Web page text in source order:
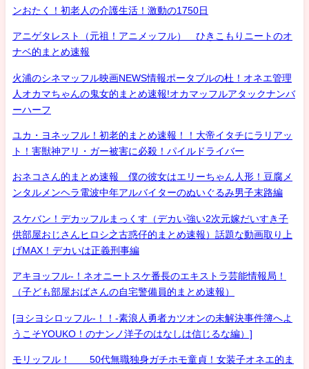
ンおたく！初老人の介護生活！激動の1750日
アニゲタレスト（元祖！アニメッフル） ひきこもりニートのオ
ナベ的まとめ速報
火浦のシネマッフル映画NEWS情報ポータブルの杜！オネエ管理
人オカマちゃんの鬼女的まとめ速報!オカマッフルアタックナンバ
ーハーフ
ユカ・ヨネッフル！初老的まとめ速報！！大帝イタチにラリアッ
ト！害獣神アリ・ガー被害に必殺！パイルドライバー
おネコさん的まとめ速報 僕の彼女はエリーちゃん人形！豆腐メ
ンタルメンヘラ電波中年アルバイターのぬいぐるみ男子末路編
スケバン！デカッフルまっくす（デカい強い2次元嫁だいすき子
供部屋おじさんヒロシ之古惑仔的まとめ速報）話題な動画取り上
げMAX！デカいは正義刑事編
アキヨッフル-！ネオニートスケ番長のエキストラ芸能情報局！
（子ども部屋おばさんの自宅警備員的まとめ速報）
[ヨシヨシロッフル-！！-素浪人勇者カツオンの未解決事件簿へよ
うこそYOUKO！のナンノ洋子のはなしは信じるな編）]
モリッフル！ 50代無職独身ガチホモ童貞！女装子オネエ的ま